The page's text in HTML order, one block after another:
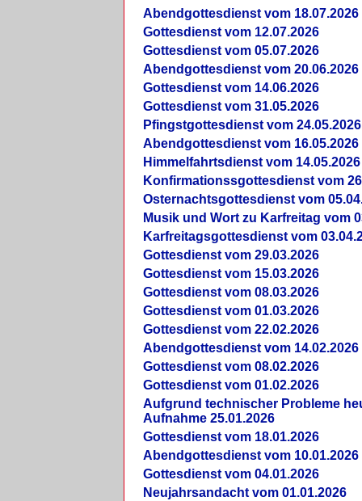
Abendgottesdienst vom 18.07.2026
Gottesdienst vom 12.07.2026
Gottesdienst vom 05.07.2026
Abendgottesdienst vom 20.06.2026
Gottesdienst vom 14.06.2026
Gottesdienst vom 31.05.2026
Pfingstgottesdienst vom 24.05.2026
Abendgottesdienst vom 16.05.2026
Himmelfahrtsdienst vom 14.05.2026
Konfirmationssgottesdienst vom
Osternachtsgottesdienst vom
Musik und Wort zu Karfreitag vom
Karfreitagsgottesdienst vom
Gottesdienst vom 29.03.2026
Gottesdienst vom 15.03.2026
Gottesdienst vom 08.03.2026
Gottesdienst vom 01.03.2026
Gottesdienst vom 22.02.2026
Abendgottesdienst vom 14.02.2026
Gottesdienst vom 08.02.2026
Gottesdienst vom 01.02.2026
Aufgrund technischer Probleme
Aufnahme 25.01.2026
Gottesdienst vom 18.01.2026
Abendgottesdienst vom 10.01.2026
Gottesdienst vom 04.01.2026
Neujahrsandacht vom 01.01.2026